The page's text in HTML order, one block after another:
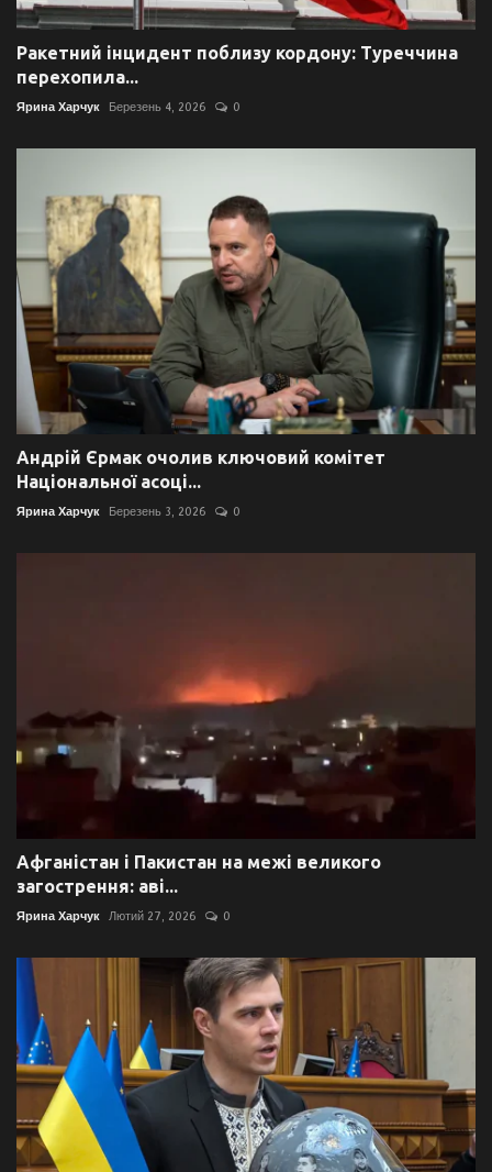
Ракетний інцидент поблизу кордону: Туреччина
перехопила...
Ярина Харчук Березень 4, 2026 0
Андрій Єрмак очолив ключовий комітет
Національної асоці...
Ярина Харчук Березень 3, 2026 0
Афганістан і Пакистан на межі великого
загострення: аві...
Ярина Харчук Лютий 27, 2026 0